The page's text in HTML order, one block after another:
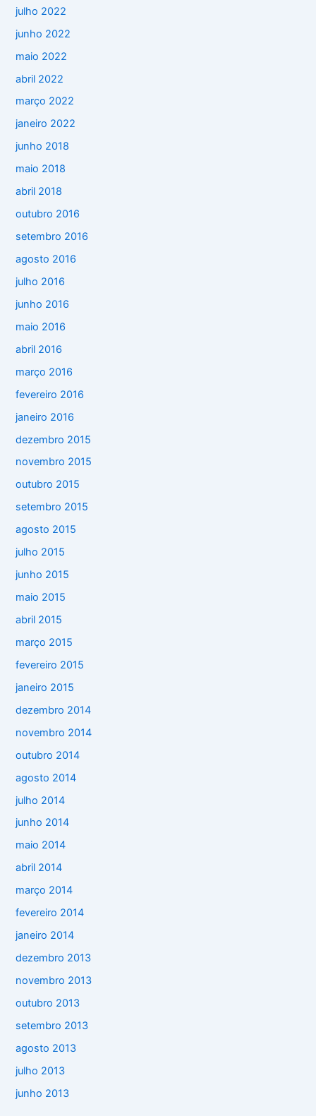
julho 2022
junho 2022
maio 2022
abril 2022
março 2022
janeiro 2022
junho 2018
maio 2018
abril 2018
outubro 2016
setembro 2016
agosto 2016
julho 2016
junho 2016
maio 2016
abril 2016
março 2016
fevereiro 2016
janeiro 2016
dezembro 2015
novembro 2015
outubro 2015
setembro 2015
agosto 2015
julho 2015
junho 2015
maio 2015
abril 2015
março 2015
fevereiro 2015
janeiro 2015
dezembro 2014
novembro 2014
outubro 2014
agosto 2014
julho 2014
junho 2014
maio 2014
abril 2014
março 2014
fevereiro 2014
janeiro 2014
dezembro 2013
novembro 2013
outubro 2013
setembro 2013
agosto 2013
julho 2013
junho 2013